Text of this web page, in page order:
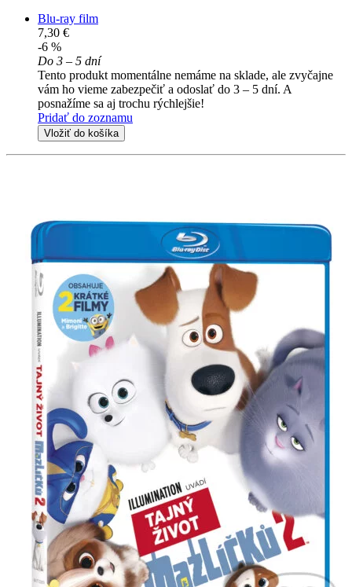
Blu-ray film
7,30 €
-6 %
Do 3 – 5 dní
Tento produkt momentálne nemáme na sklade, ale zvyčajne
vám ho vieme zabezpečiť a odoslať do 3 – 5 dní. A
posnažíme sa aj trochu rýchlejšie!
Pridať do zoznamu
Vložiť do košíka